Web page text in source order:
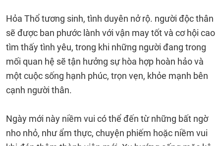
Hỏa Thổ tương sinh, tình duyên nở rộ. người độc thân
sẽ được ban phước lành với vận may tốt và cơ hội cao
tìm thấy tình yêu, trong khi những người đang trong
mối quan hệ sẽ tận hưởng sự hòa hợp hoàn hảo và
một cuộc sống hạnh phúc, trọn vẹn, khỏe mạnh bên
cạnh người thân.
Ngày mới này niềm vui có thể đến từ những bất ngờ
nho nhỏ, như ẩm thực, chuyện phiếm hoặc niềm vui